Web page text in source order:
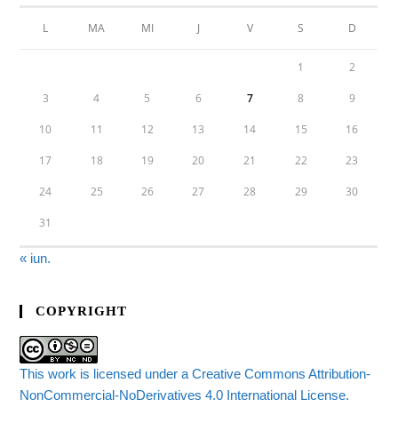
L MA MI J V S D
1 2
3 4 5 6 7 8 9
10 11 12 13 14 15 16
17 18 19 20 21 22 23
24 25 26 27 28 29 30
31
« iun.
COPYRIGHT
This work is licensed under a Creative Commons Attribution-
NonCommercial-NoDerivatives 4.0 International License.